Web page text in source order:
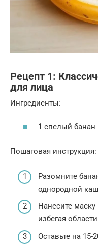
Рецепт 1:
для лица
Ингредиенты:
1 спелый банан
Пошаговая инструкция:
Разомните
однородной
Нанесите
избегая
Оставьте на 15-